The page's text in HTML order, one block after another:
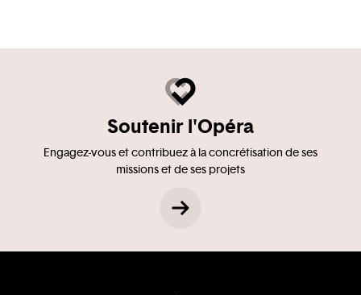
Soutenir l'Opéra
Engagez-vous et contribuez à la concrétisation de ses
missions et de ses projets